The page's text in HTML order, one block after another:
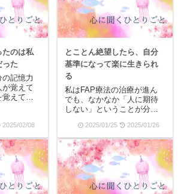
たのは私
った
記憶力
が覚えて
覚えてい
学校６年
私が覚え
い記憶の
。それ
家族と行
2025/02/08
とことん絶望したら、自分
基準になって楽に生きられ
る
私はFAP療法の治療が進ん
でも、なかなか「人に期待
しない」ということが分か
期待していないつもりなん
です。だけど、相手の一挙
手一投足に囚われて落ち込
んだり喜んだりしているう
ちは、やっぱりまだまだ他
人基準。他人基準だから...
2025/01/25 2025/01/26